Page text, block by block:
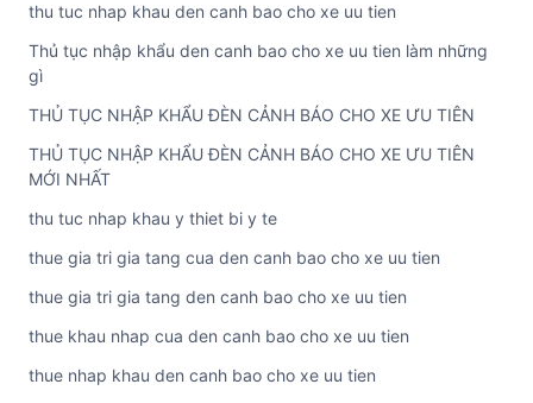
thu tuc nhap khau den canh bao cho xe uu tien
Thủ tục nhập khẩu den canh bao cho xe uu tien làm những
gì
THỦ TỤC NHẬP KHẨU ĐÈN CẢNH BÁO CHO XE ƯU TIÊN
THỦ TỤC NHẬP KHẨU ĐÈN CẢNH BÁO CHO XE ƯU TIÊN
MỚI NHẤT
thu tuc nhap khau y thiet bi y te
thue gia tri gia tang cua den canh bao cho xe uu tien
thue gia tri gia tang den canh bao cho xe uu tien
thue khau nhap cua den canh bao cho xe uu tien
thue nhap khau den canh bao cho xe uu tien